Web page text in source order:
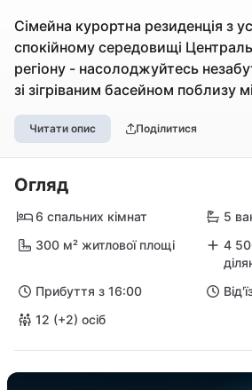
Сімейна курортна резиденція з
спокійному середовищі
регіону - насолоджуйтесь
зі зігріваним басейном поблизу
Читати опис Поділитися
Огляд
6 спальних кімнат
5
300 м² житлової площі
4
Прибуття з 16:00
12 (+2) осіб